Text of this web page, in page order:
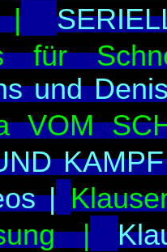
|
für
und
VOM
|
|